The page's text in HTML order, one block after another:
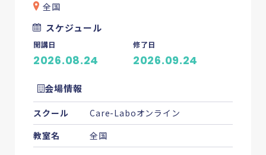
全国
スケジュール
開講日
2026.08.24
修了日
2026.09.24
会場情報
スクール
Care-Laboオンライン
教室名
全国